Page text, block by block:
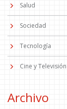
Salud
Sociedad
Tecnología
Cine y Televisión
Archivo